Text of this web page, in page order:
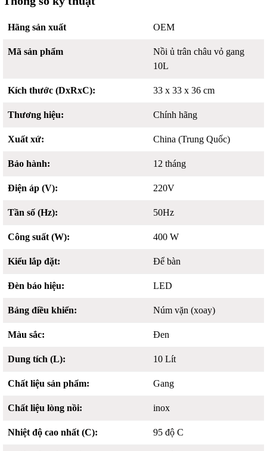
Hãng sản xuất OEM
Mã sản phẩm
Nồi ủ trân châu vỏ gang
10L
Kích thước (DxRxC): 33 x 33 x 36 cm
Thương hiệu: Chính hãng
Xuất xứ: China (Trung Quốc)
Bảo hành: 12 tháng
Điện áp (V): 220V
Tần số (Hz): 50Hz
Công suất (W): 400 W
Kiểu lắp đặt: Để bàn
Đèn báo hiệu: LED
Bảng điều khiển: Núm vặn (xoay)
Màu sắc: Đen
Dung tích (L): 10 Lít
Chất liệu sản phẩm: Gang
Chất liệu lòng nồi: inox
Nhiệt độ cao nhất (C): 95 độ C